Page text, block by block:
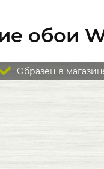
обои
Образец в